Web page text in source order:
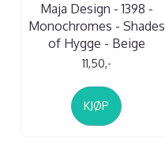
Maja Design - 1398 -
Monochromes - Shades
of Hygge - Beige
11,50,-
KJØP